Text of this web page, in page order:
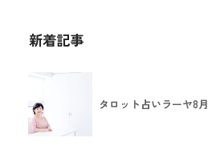
新着記事
タロット占いラーヤ8